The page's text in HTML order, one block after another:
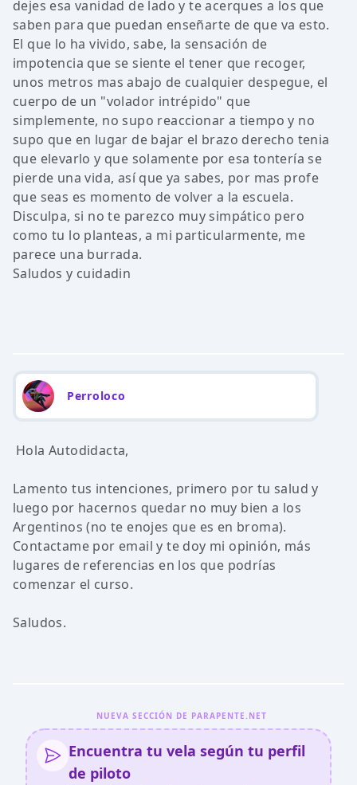
dejes esa vanidad de lado y te acerques a los que
saben para que puedan enseñarte de que va esto.
El que lo ha vivido, sabe, la sensación de
impotencia que se siente el tener que recoger,
unos metros mas abajo de cualquier despegue, el
cuerpo de un "volador intrépido" que
simplemente, no supo reaccionar a tiempo y no
supo que en lugar de bajar el brazo derecho tenia
que elevarlo y que solamente por esa tontería se
pierde una vida, así que ya sabes, por mas profe
que seas es momento de volver a la escuela.
Disculpa, si no te parezco muy simpático pero
como tu lo planteas, a mi particularmente, me
parece una burrada.
Saludos y cuidadin
Perroloco
Hola Autodidacta,
Lamento tus intenciones, primero por tu salud y
luego por hacernos quedar no muy bien a los
Argentinos (no te enojes que es en broma).
Contactame por email y te doy mi opinión, más
lugares de referencias en los que podrías
comenzar el curso.
Saludos.
NUEVA SECCIÓN DE PARAPENTE.NET
Encuentra tu vela según tu perfil
de piloto